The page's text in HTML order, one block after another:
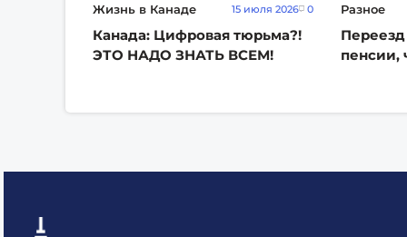
Жизнь в Канаде 15 июля 2026 0
Канада: Цифровая тюрьма?!
ЭТО НАДО ЗНАТЬ ВСЕМ!
Разное
пенсии,